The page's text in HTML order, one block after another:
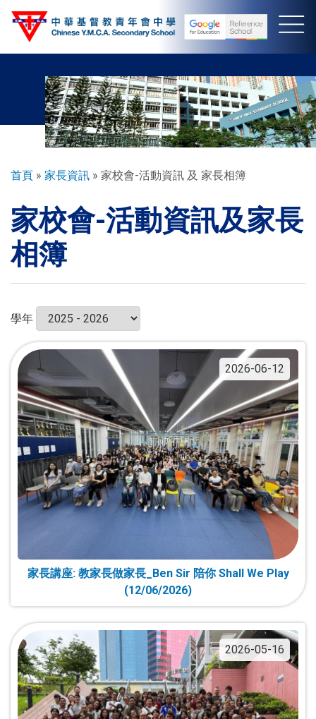
導
連
結
首頁 家長資訊 家校會-活動資訊 及 家長相簿
家校會-活動資訊及家長
相簿
學年
2026-06-12
家長講座: 教家長做家長_Ben Sir 陪你 Shall We Play
(12/06/2026)
2026-05-16